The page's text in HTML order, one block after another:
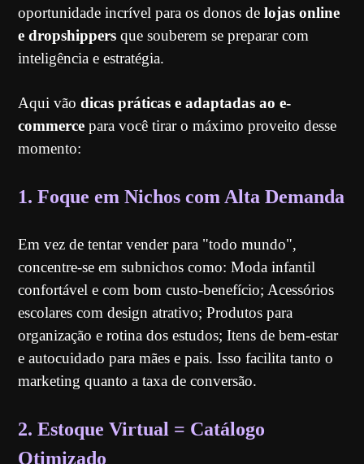
oportunidade incrível para os donos delojas online
e dropshippers que souberem se preparar com
inteligência e estratégia.
Aqui vãodicas práticas e adaptadas ao e-
commerce para você tirar o máximo proveito desse
momento:
1. Foque em Nichos com Alta Demanda
Em vez de tentar vender para "todo mundo",
concentre-se em subnichos como: Moda infantil
confortável e com bom custo-benefício; Acessórios
escolares com design atrativo; Produtos para
organização e rotina dos estudos; Itens de bem-estar
e autocuidado para mães e pais. Isso facilita tanto o
marketing quanto a taxa de conversão.
2. Estoque Virtual = Catálogo
Otimizado